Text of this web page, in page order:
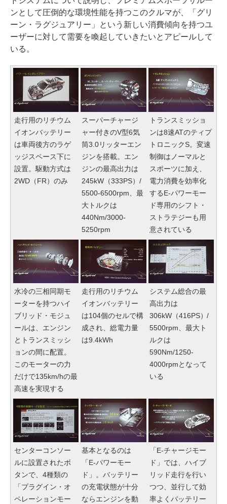
ンとして圧倒的な環境性能を持つこのクルマが、「グリ
ーン・ラグジュアリー」という新しい消費傾向を持つユ
ーザーに対して需要を喚起していきたいとアピールして
いる。
走行用のリチウム
イオンバッテリー
は車両後方のラゲ
ッジスペース下に
設置。駆動方式は
2WD（FR）のみ
スーパーチャージ
ャー付きのV型6気
筒3.0リッターエン
ジンを搭載。エン
ジンの最高出力は
245kW（333PS）/
5500-6500rpm、最
大トルクは
440Nm/3000-
5250rpm
トランスミッショ
ンは8速ATのティプ
トロニックS。変速
制御はノーマルと
スポーツに加え、
電力消費を効率化
するE-パワーモー
ド専用のシフト・
ストラテジーも用
意されている
水冷の三相同期モ
ーターを持つハイ
ブリッド・モジュ
ールは、エンジン
とトランスミッシ
ョンの間に配置。
このモーターの力
だけで135km/hの最
高速を実現する
走行用のリチウム
イオンバッテリー
は104個のセルで構
成され、総電力量
は9.4kWh
システム総合の最
高出力は
306kW（416PS）/
5500rpm、最大ト
ルクは
590Nm/1250-
4000rpmとなって
いる
センターコンソー
ルに設置されたボ
タンで、4種類の
「プラグイン・オ
ペレーションモー
基本となるのは
「E-パワーモー
ド」。バッテリー
の充電状態が十分
ならエンジンを動
「E-チャージモー
ド」では、ハイブ
リッド走行を行い
つつ、並行して効
率よくバッテリー